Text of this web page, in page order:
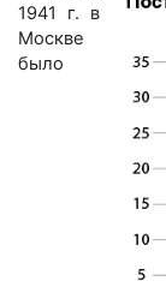
1941 г. в
Москве
было